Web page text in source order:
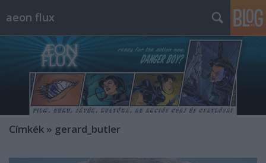
aeon flux
Címkék » gerard_butler